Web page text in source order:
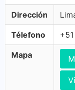
Dirección
Télefono
Mapa